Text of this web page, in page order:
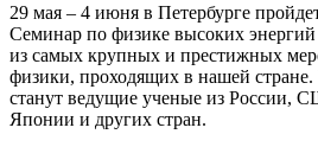
29 мая – 4 июня в Петербурге
Семинар по физике высоких
из самых крупных и престижных
физики, проходящих в нашей
станут ведущие ученые из России,
Японии и других стран.